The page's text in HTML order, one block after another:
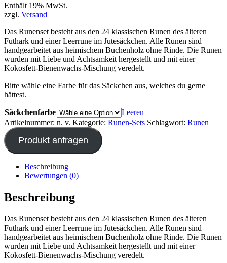
Enthält 19% MwSt.
zzgl. Versand
Das Runenset besteht aus den 24 klassischen Runen des älteren
Futhark und einer Leerrune im Jutesäckchen. Alle Runen sind
handgearbeitet aus heimischem Buchenholz ohne Rinde. Die Runen
wurden mit Liebe und Achtsamkeit hergestellt und mit einer
Kokosfett-Bienenwachs-Mischung veredelt.
Bitte wähle eine Farbe für das Säckchen aus, welches du gerne
hättest.
Säckchenfarbe
Leeren
Artikelnummer: n. v. Kategorie: Runen-Sets Schlagwort: Runen
Produkt anfragen
Beschreibung
Bewertungen (0)
Beschreibung
Das Runenset besteht aus den 24 klassischen Runen des älteren
Futhark und einer Leerrune im Jutesäckchen. Alle Runen sind
handgearbeitet aus heimischem Buchenholz ohne Rinde. Die Runen
wurden mit Liebe und Achtsamkeit hergestellt und mit einer
Kokosfett-Bienenwachs-Mischung veredelt.